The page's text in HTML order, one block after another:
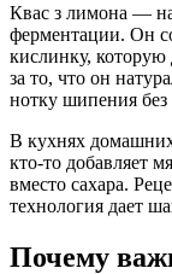
Квас з лимона —
ферментации. Он
кислинку,
за то, что он
нотку шипения
В кухнях
кто-то добавляет
вместо сахара.
технология дает
Почему